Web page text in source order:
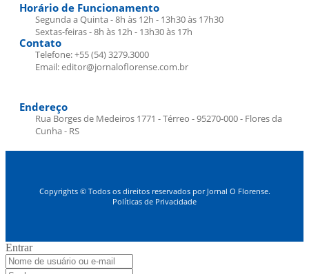
Horário de Funcionamento
Segunda a Quinta - 8h às 12h - 13h30 às 17h30
Sextas-feiras - 8h às 12h - 13h30 às 17h
Contato
Telefone: +55 (54) 3279.3000
Email: editor@jornaloflorense.com.br
Endereço
Rua Borges de Medeiros 1771 - Térreo - 95270-000 - Flores da
Cunha - RS
Copyrights © Todos os direitos reservados por Jornal O Florense.
Políticas de Privacidade
Entrar